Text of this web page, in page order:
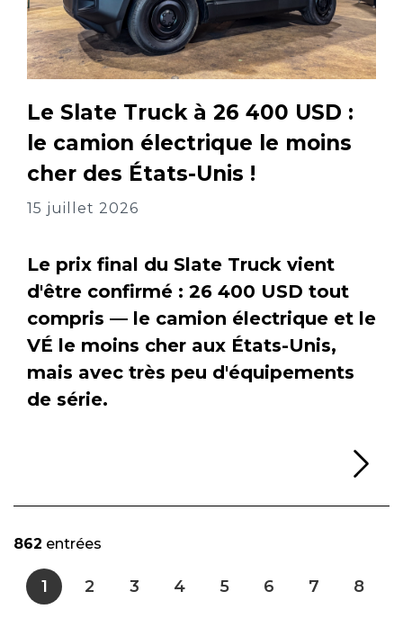
Le Slate Truck à 26 400 USD :
le camion électrique le moins
cher des États-Unis !
15 juillet 2026
Le prix final du Slate Truck vient
d'être confirmé : 26 400 USD tout
compris — le camion électrique et le
VÉ le moins cher aux États-Unis,
mais avec très peu d'équipements
de série.
862 entrées
1 2 3 4 5 6 7 8